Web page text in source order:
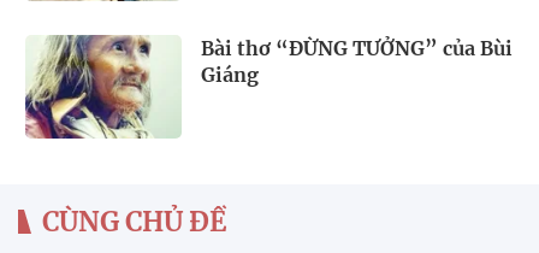
Bài thơ “ĐỪNG TƯỞNG” của Bùi
Giáng
CÙNG CHỦ ĐỀ